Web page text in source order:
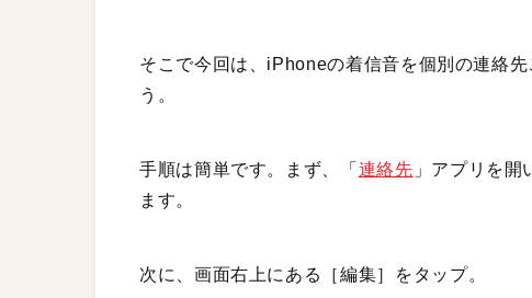
そこで今回は、iPhoneの着信音を個別の連絡
う。
手順は簡単です。まず、「 連絡先 」アプリを開
ます。
次に、画面右上にある［編集］をタップ。